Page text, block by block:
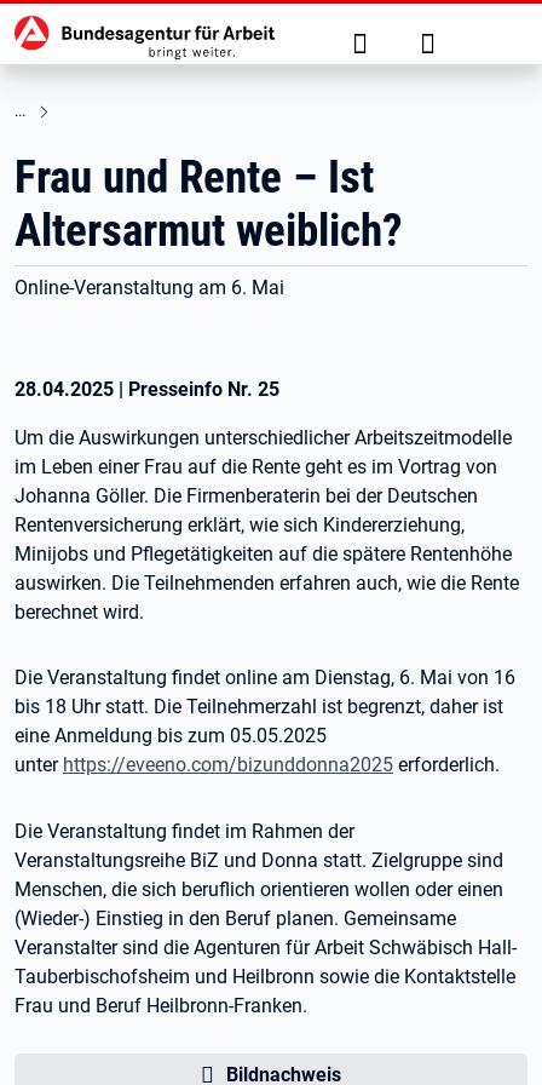
zu den Hauptinhalten springen
Hauptnavigation Suche Anmelden
Frau und Rente – Ist
Altersarmut weiblich?
Online-Veranstaltung am 6. Mai
28.04.2025 | Presseinfo Nr. 25
Um die Auswirkungen unterschiedlicher Arbeitszeitmodelle
im Leben einer Frau auf die Rente geht es im Vortrag von
Johanna Göller. Die Firmenberaterin bei der Deutschen
Rentenversicherung erklärt, wie sich Kindererziehung,
Minijobs und Pflegetätigkeiten auf die spätere Rentenhöhe
auswirken. Die Teilnehmenden erfahren auch, wie die Rente
berechnet wird.
Die Veranstaltung findet online am Dienstag, 6. Mai von 16
bis 18 Uhr statt. Die Teilnehmerzahl ist begrenzt, daher ist
eine Anmeldung bis zum 05.05.2025
unter https://eveeno.com/bizunddonna2025 erforderlich.
Die Veranstaltung findet im Rahmen der
Veranstaltungsreihe BiZ und Donna statt. Zielgruppe sind
Menschen, die sich beruflich orientieren wollen oder einen
(Wieder-) Einstieg in den Beruf planen. Gemeinsame
Veranstalter sind die Agenturen für Arbeit Schwäbisch Hall-
Tauberbischofsheim und Heilbronn sowie die Kontaktstelle
Frau und Beruf Heilbronn-Franken.
Bildnachweis